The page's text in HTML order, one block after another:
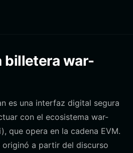
billetera war-
es una interfaz digital segura
con el ecosistema war-
que opera en la cadena EVM.
originó a partir del discurso